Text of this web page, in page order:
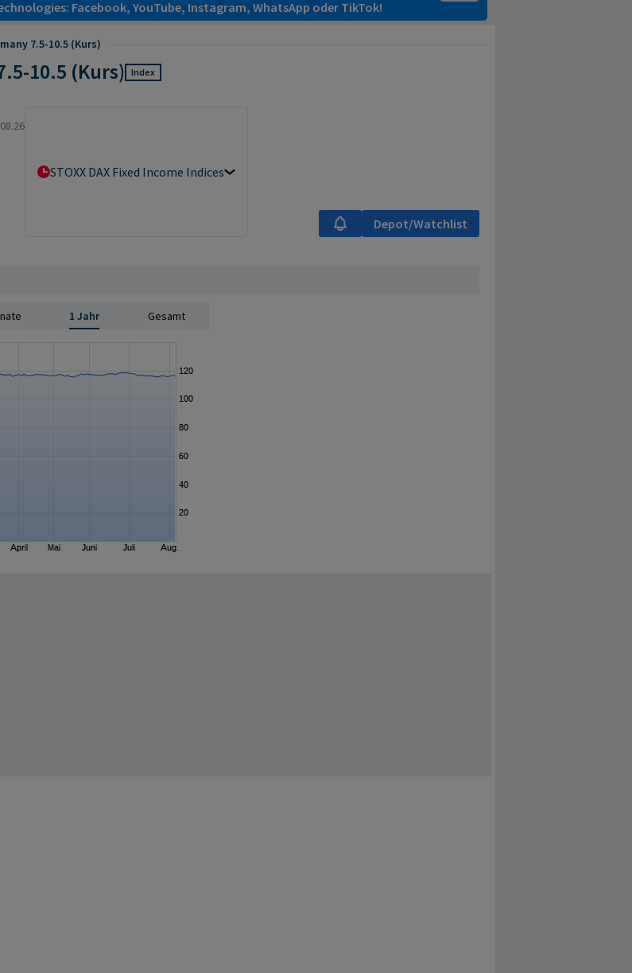
Facebook, YouTube, Instagram, WhatsApp oder TikTok!
7.5-10.5 (Kurs)
10.5 (Kurs) Index
STOXX DAX Fixed Income Indices
Depot/Watchlist
1 Jahr Gesamt